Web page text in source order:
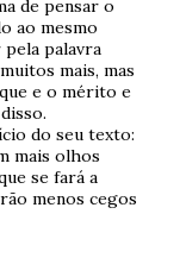
de pensar o
ao mesmo
palavra
mais, mas
e o mérito e
do seu texto:
mais olhos
se fará a
menos cegos